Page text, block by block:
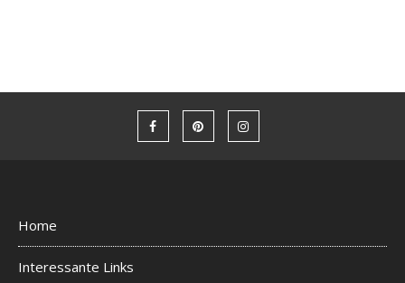
Home
Interessante Links